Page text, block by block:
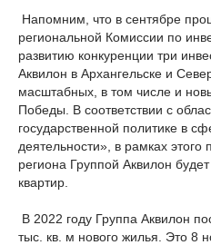
Напомним, что в сентябре
региональной Комиссии по
развитию конкуренции три
Аквилон в Архангельске и
масштабных, в том числе и
Победы. В соответствии с
государственной политике в
деятельности», в рамках этого
региона Группой Аквилон
квартир.
В 2022 году Группа Аквилон
тыс. кв. м нового жилья. Это 8